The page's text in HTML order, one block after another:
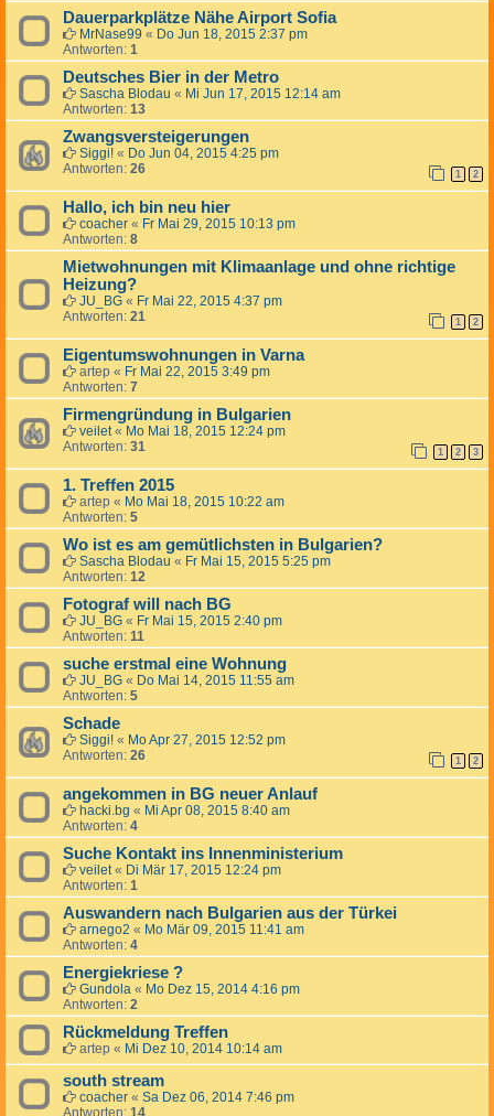
Dauerparkplätze Nähe Airport Sofia
MrNase99 « Do Jun 18, 2015 2:37 pm
Antworten: 1
Deutsches Bier in der Metro
Sascha Blodau « Mi Jun 17, 2015 12:14 am
Antworten: 13
Zwangsversteigerungen
Siggi! « Do Jun 04, 2015 4:25 pm
Antworten: 26 1 2
Hallo, ich bin neu hier
coacher « Fr Mai 29, 2015 10:13 pm
Antworten: 8
Mietwohnungen mit Klimaanlage und ohne richtige
Heizung?
JU_BG « Fr Mai 22, 2015 4:37 pm
Antworten: 21 1 2
Eigentumswohnungen in Varna
artep « Fr Mai 22, 2015 3:49 pm
Antworten: 7
Firmengründung in Bulgarien
veilet« Mo Mai 18, 2015 12:24 pm
Antworten: 31 1 2 3
1. Treffen 2015
artep « Mo Mai 18, 2015 10:22 am
Antworten: 5
Wo ist es am gemütlichsten in Bulgarien?
Sascha Blodau « Fr Mai 15, 2015 5:25 pm
Antworten: 12
Fotograf will nach BG
JU_BG « Fr Mai 15, 2015 2:40 pm
Antworten: 11
suche erstmal eine Wohnung
JU_BG « Do Mai 14, 2015 11:55 am
Antworten: 5
Schade
Siggi! « Mo Apr 27, 2015 12:52 pm
Antworten: 26 1 2
angekommen in BG neuer Anlauf
hacki.bg « Mi Apr 08, 2015 8:40 am
Antworten: 4
Suche Kontakt ins Innenministerium
veilet« Di Mär 17, 2015 12:24 pm
Antworten: 1
Auswandern nach Bulgarien aus der Türkei
arnego2 « Mo Mär 09, 2015 11:41 am
Antworten: 4
Energiekriese ?
Gundola « Mo Dez 15, 2014 4:16 pm
Antworten: 2
Rückmeldung Treffen
artep « Mi Dez 10, 2014 10:14 am
south stream
coacher « Sa Dez 06, 2014 7:46 pm